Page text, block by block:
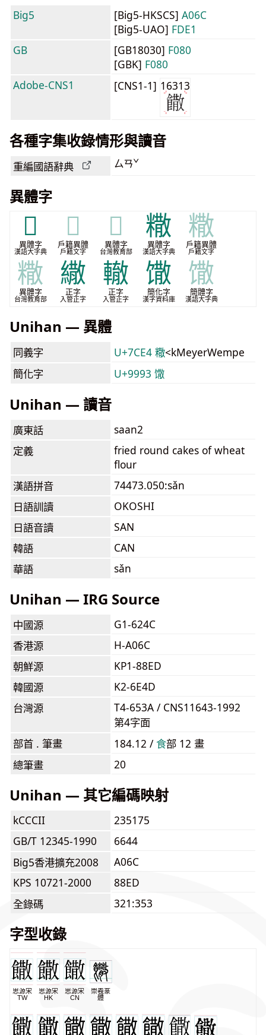
Big5 [Big5-HKSCS] A06C
[Big5-UAO] FDE1
GB
[GB18030] F080
[GBK] F080
Adobe-CNS1
[CNS1-1] 16313
各種字集收錄情形與讀音
重編國語辭典 ㄙㄢˇ
異體字
𩟴
異體字
漢語大字典
𩟴
戶籍異體
戶籍文字
𩟴
異體字
台灣教育部
糤
異體字
漢語大字典
糤
戶籍異體
戶籍文字
糤
異體字
台灣教育部
繖
正字
入管正字
轍
正字
入管正字
馓
簡化字
漢字資料庫
馓
簡體字
漢語大字典
Unihan — 異體
同義字 U+7CE4 糤<kMeyerWempe
簡化字
U+9993 馓
Unihan — 讀音
廣東話
saan2
定義
fried round cakes of wheat
flour
漢語拼音
74473.050:sǎn
日語訓讀
OKOSHI
日語音讀
SAN
韓語
CAN
華語
sǎn
Unihan — IRG Source
中國源
G1-624C
香港源
H-A06C
朝鮮源
KP1-88ED
韓國源
K2-6E4D
台灣源
T4-653A / CNS11643-1992
第4字面
部首 . 筆畫
184.12 / ⾷部 12 畫
總筆畫
20
Unihan — 其它編碼映射
kCCCII
235175
GB/T 12345-1990
6644
Big5香港擴充2008
A06C
KPS 10721-2000
88ED
全錄碼
321:353
字型收錄
思源宋
TW
思源宋
HK
思源宋
CN
崇羲篆
體